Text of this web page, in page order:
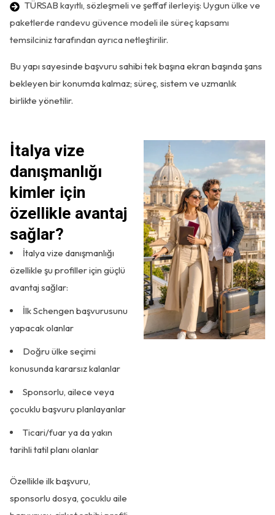
TÜRSAB kayıtlı, sözleşmeli ve şeffaf ilerleyiş: Uygun ülke ve
paketlerde randevu güvence modeli ile süreç kapsamı
temsilciniz tarafından ayrıca netleştirilir.
Bu yapı sayesinde başvuru sahibi tek başına ekran başında şans
bekleyen bir konumda kalmaz; süreç, sistem ve uzmanlık
birlikte yönetilir.
İtalya vize
danışmanlığı
kimler için
özellikle avantaj
sağlar?
İtalya vize danışmanlığı
özellikle şu profiller için güçlü
avantaj sağlar:
İlk Schengen başvurusunu
yapacak olanlar
Doğru ülke seçimi
konusunda kararsız kalanlar
Sponsorlu, ailece veya
çocuklu başvuru planlayanlar
Ticari/fuar ya da yakın
tarihli tatil planı olanlar
Özellikle ilk başvuru,
sponsorlu dosya, çocuklu aile